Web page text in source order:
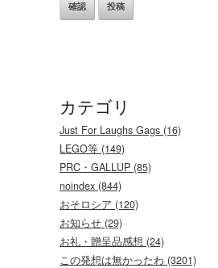
カテゴリ
Just For Laughs Gags (16)
LEGO等 (149)
PRC・GALLUP (85)
noindex (844)
おそロシア (120)
お知らせ (29)
お礼・贈呈品感想 (24)
この発想は無かったわ (3201)